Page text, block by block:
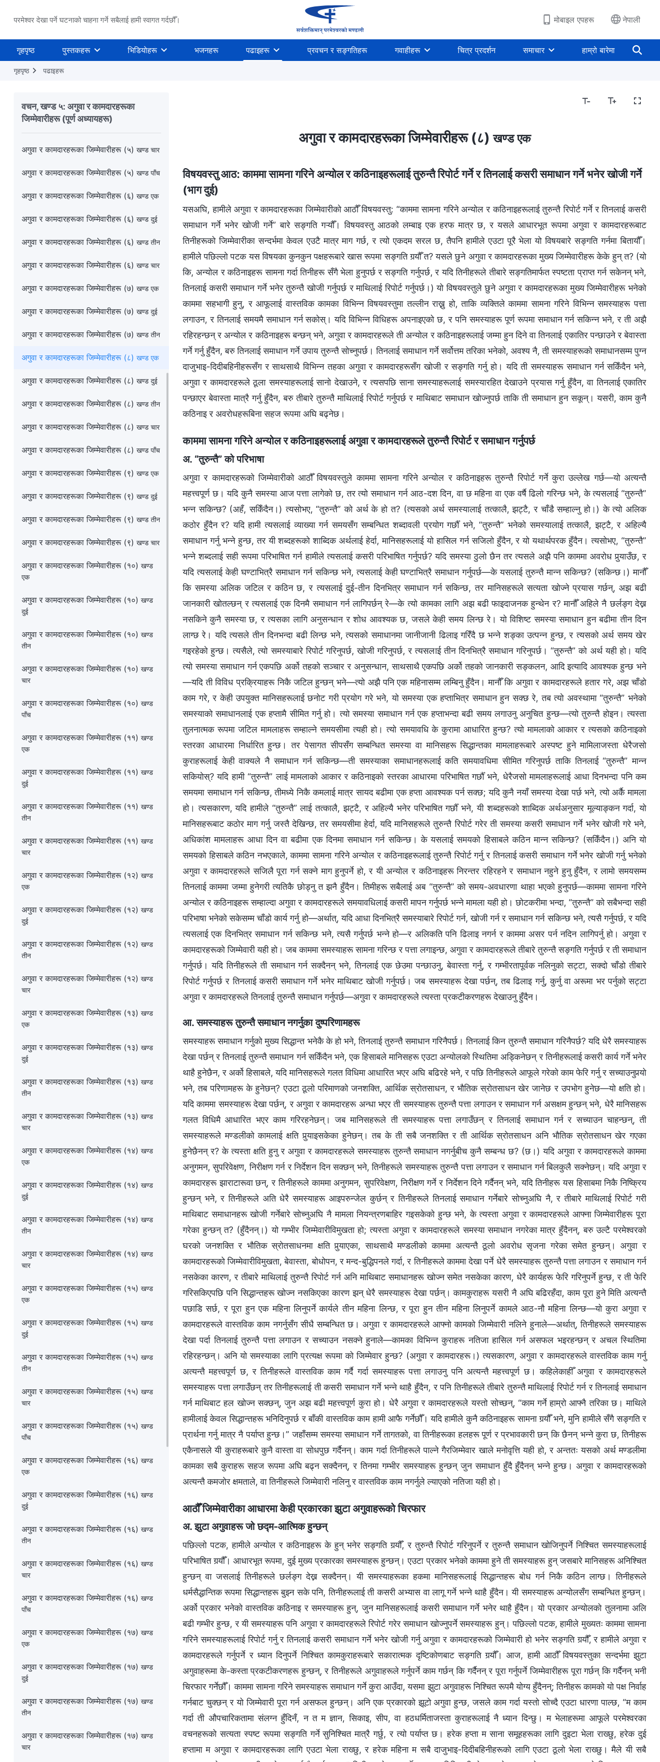
परमेश्वर देखा पर्ने घटनाको चाहना गर्ने सबैलाई हामी स्वागत गर्दछौँ। मोबाइल एपहरू नेपाली
गृहपृष्ठ पुस्तकहरू भिडियोहरू भजनहरू पढाइहरू प्रवचन र सङ्गतिहरू गवाहीहरू चित्र प्रदर्शन समाचार हाम्रो बारेमा
गृहपृष्ठ पढाइहरू
वचन, खण्ड ५: अगुवा र कामदारहरूका
जिम्‍मेवारीहरू (पूर्ण अध्यायहरू)
अगुवा र कामदारहरूका जिम्‍मेवारीहरू (४)
अगुवा र कामदारहरूका जिम्‍मेवारीहरू (५)
अगुवा र कामदारहरूका जिम्‍मेवारीहरू (५)
अगुवा र कामदारहरूका जिम्‍मेवारीहरू (५) खण्ड चार
अगुवा र कामदारहरूका जिम्‍मेवारीहरू (५) खण्ड पाँच
अगुवा र कामदारहरूका जिम्‍मेवारीहरू (६) खण्ड एक
अगुवा र कामदारहरूका जिम्‍मेवारीहरू (६) खण्ड दुई
अगुवा र कामदारहरूका जिम्‍मेवारीहरू (६) खण्ड तीन
अगुवा र कामदारहरूका जिम्‍मेवारीहरू (६) खण्ड चार
अगुवा र कामदारहरूका जिम्‍मेवारीहरू (७) खण्ड एक
अगुवा र कामदारहरूका जिम्‍मेवारीहरू (७) खण्ड दुई
अगुवा र कामदारहरूका जिम्‍मेवारीहरू (७) खण्ड तीन
अगुवा र कामदारहरूका जिम्‍मेवारीहरू (८) खण्ड एक
अगुवा र कामदारहरूका जिम्‍मेवारीहरू (८) खण्ड दुई
अगुवा र कामदारहरूका जिम्‍मेवारीहरू (८) खण्ड तीन
अगुवा र कामदारहरूका जिम्‍मेवारीहरू (८) खण्ड चार
अगुवा र कामदारहरूका जिम्‍मेवारीहरू (८) खण्ड पाँच
अगुवा र कामदारहरूका जिम्‍मेवारीहरू (९) खण्ड एक
अगुवा र कामदारहरूका जिम्‍मेवारीहरू (९) खण्ड दुई
अगुवा र कामदारहरूका जिम्‍मेवारीहरू (९) खण्ड तीन
अगुवा र कामदारहरूका जिम्‍मेवारीहरू (९) खण्ड चार
अगुवा र कामदारहरूका जिम्‍मेवारीहरू (१०) खण्ड
एक
अगुवा र कामदारहरूका जिम्‍मेवारीहरू (१०) खण्ड
दुई
अगुवा र कामदारहरूका जिम्‍मेवारीहरू (१०) खण्ड
तीन
अगुवा र कामदारहरूका जिम्‍मेवारीहरू (१०) खण्ड
चार
अगुवा र कामदारहरूका जिम्‍मेवारीहरू (१०) खण्ड
पाँच
अगुवा र कामदारहरूका जिम्‍मेवारीहरू (११) खण्ड
एक
अगुवा र कामदारहरूका जिम्‍मेवारीहरू (११) खण्ड
दुई
अगुवा र कामदारहरूका जिम्‍मेवारीहरू (११) खण्ड
तीन
अगुवा र कामदारहरूका जिम्‍मेवारीहरू (११) खण्ड
चार
अगुवा र कामदारहरूका जिम्‍मेवारीहरू (१२) खण्ड
एक
अगुवा र कामदारहरूका जिम्‍मेवारीहरू (१२) खण्ड
दुई
अगुवा र कामदारहरूका जिम्‍मेवारीहरू (१२) खण्ड
तीन
अगुवा र कामदारहरूका जिम्‍मेवारीहरू (१२) खण्ड
चार
अगुवा र कामदारहरूका जिम्‍मेवारीहरू (१३) खण्ड
एक
अगुवा र कामदारहरूका जिम्‍मेवारीहरू (१३) खण्ड
दुई
अगुवा र कामदारहरूका जिम्‍मेवारीहरू (१३) खण्ड
तीन
अगुवा र कामदारहरूका जिम्‍मेवारीहरू (१३) खण्ड
चार
अगुवा र कामदारहरूका जिम्‍मेवारीहरू (१४) खण्ड
एक
अगुवा र कामदारहरूका जिम्‍मेवारीहरू (१४) खण्ड
दुई
अगुवा र कामदारहरूका जिम्‍मेवारीहरू (१४) खण्ड
तीन
अगुवा र कामदारहरूका जिम्‍मेवारीहरू (१४) खण्ड
चार
अगुवा र कामदारहरूका जिम्‍मेवारीहरू (१५) खण्ड
एक
अगुवा र कामदारहरूका जिम्‍मेवारीहरू (१५) खण्ड
दुई
अगुवा र कामदारहरूका जिम्‍मेवारीहरू (१५) खण्ड
तीन
अगुवा र कामदारहरूका जिम्‍मेवारीहरू (१५) खण्ड
चार
अगुवा र कामदारहरूका जिम्‍मेवारीहरू (१५) खण्ड
पाँच
अगुवा र कामदारहरूका जिम्‍मेवारीहरू (१६) खण्ड
एक
अगुवा र कामदारहरूका जिम्‍मेवारीहरू (१६) खण्ड
दुई
अगुवा र कामदारहरूका जिम्‍मेवारीहरू (१६) खण्ड
तीन
अगुवा र कामदारहरूका जिम्‍मेवारीहरू (१६) खण्ड
चार
अगुवा र कामदारहरूका जिम्‍मेवारीहरू (१६) खण्ड
पाँच
अगुवा र कामदारहरूका जिम्‍मेवारीहरू (१७) खण्ड
एक
अगुवा र कामदारहरूका जिम्‍मेवारीहरू (१७) खण्ड
दुई
अगुवा र कामदारहरूका जिम्‍मेवारीहरू (१७) खण्ड
तीन
अगुवा र कामदारहरूका जिम्‍मेवारीहरू (१७) खण्ड
चार
अगुवा र कामदारहरूका जिम्‍मेवारीहरू (८)खण्ड एक
विषयवस्तु आठ: काममा सामना गरिने अन्योल र कठिनाइहरूलाई तुरुन्तै रिपोर्ट गर्ने र तिनलाई कसरी समाधान गर्ने भनेर खोजी गर्ने
(भाग दुई)
यसअघि, हामीले अगुवा र कामदारहरूका जिम्मेवारीको आठौँ विषयवस्तु: “काममा सामना गरिने अन्योल र कठिनाइहरूलाई तुरुन्तै रिपोर्ट गर्ने र तिनलाई कसरी
समाधान गर्ने भनेर खोजी गर्ने” बारे सङ्गति गऱ्यौँ। विषयवस्तु आठको लम्बाइ एक हरफ मात्र छ, र यसले आधारभूत रूपमा अगुवा र कामदारहरूबाट
तिनीहरूको जिम्मेवारीका सन्दर्भमा केवल एउटै मात्र माग गर्छ, र त्यो एकदम सरल छ, तैपनि हामीले एउटा पूरै भेला यो विषयबारे सङ्गति गर्नमा बितायौँ।
हामीले पछिल्लो पटक यस विषयका कुनकुन पक्षहरूबारे खास रूपमा सङ्गति गर्‍यौँ त? यसले छुने अगुवा र कामदारहरूका मुख्य जिम्मेवारीहरू केके हुन् त? (यो
कि, अन्योल र कठिनाइहरू सामना गर्दा तिनीहरू सँगै भेला हुनुपर्छ र सङ्गति गर्नुपर्छ, र यदि तिनीहरूले तीबारे सङ्गतिमार्फत स्पष्टता प्राप्त गर्न सकेनन् भने,
तिनलाई कसरी समाधान गर्ने भनेर तुरुन्तै खोजी गर्नुपर्छ र माथिलाई रिपोर्ट गर्नुपर्छ।) यो विषयवस्तुले छुने अगुवा र कामदारहरूका मुख्य जिम्मेवारीहरू भनेको
काममा सहभागी हुनु, र आफूलाई वास्तविक कामका विभिन्‍न विषयवस्तुमा तल्लीन राख्नु हो, ताकि व्यक्तिले काममा सामना गरिने विभिन्‍न समस्याहरू पत्ता
लगाउन, र तिनलाई समयमै समाधान गर्न सकोस्। यदि विभिन्‍न विधिहरू अपनाइएको छ, र पनि समस्याहरू पूर्ण रूपमा समाधान गर्न सकिन्‍न भने, र ती अझै
रहिरहन्छन् र अन्योल र कठिनाइहरू बन्छन् भने, अगुवा र कामदारहरूले ती अन्योल र कठिनाइहरूलाई जम्मा हुन दिने वा तिनलाई एकातिर पन्छाउने र बेवास्ता
गर्ने गर्नु हुँदैन, बरु तिनलाई समाधान गर्ने उपाय तुरुन्तै सोच्नुपर्छ। तिनलाई समाधान गर्ने सर्वोत्तम तरिका भनेको, अवश्य नै, ती समस्याहरूको समाधानसम्‍म पुग्न
दाजुभाइ-दिदीबहिनीहरूसँग र साथसाथै विभिन्‍न तहका अगुवा र कामदारहरूसँग खोजी र सङ्गति गर्नु हो। यदि ती समस्याहरू समाधान गर्न सकिँदैन भने,
अगुवा र कामदारहरूले ठूला समस्याहरूलाई सानो देखाउने, र त्यसपछि साना समस्याहरूलाई समस्यारहित देखाउने प्रयास गर्नु हुँदैन, वा तिनलाई एकातिर
पन्छाएर बेवास्ता मात्रै गर्नु हुँदैन, बरु तीबारे तुरुन्तै माथिलाई रिपोर्ट गर्नुपर्छ र माथिबाट समाधान खोज्नुपर्छ ताकि ती समाधान हुन सकून्। यसरी, काम कुनै
कठिनाइ र अवरोधहरूबिना सहज रूपमा अघि बढ्नेछ।
काममा सामना गरिने अन्योल र कठिनाइहरूलाई अगुवा र कामदारहरूले तुरुन्तै रिपोर्ट र समाधान गर्नुपर्छ
अ. “तुरुन्तै” को परिभाषा
अगुवा र कामदारहरूको जिम्मेवारीको आठौँ विषयवस्तुले काममा सामना गरिने अन्योल र कठिनाइहरू तुरुन्तै रिपोर्ट गर्ने कुरा उल्लेख गर्छ—यो अत्यन्तै
महत्त्वपूर्ण छ। यदि कुनै समस्या आज पत्ता लागेको छ, तर त्यो समाधान गर्न आठ-दश दिन, वा छ महिना वा एक वर्षै ढिलो गरिन्छ भने, के त्यसलाई “तुरुन्तै”
भन्‍न सकिन्छ? (अहँ, सकिँदैन।) त्यसोभए, “तुरुन्तै” को अर्थ के हो त? (त्यसको अर्थ समस्यालाई तत्कालै, झट्टै, र चाँडै सम्हाल्नु हो।) के त्यो अलिक
कठोर हुँदैन र? यदि हामी त्यसलाई व्याख्या गर्न समयसँग सम्बन्धित शब्दावली प्रयोग गर्छौँ भने, “तुरुन्तै” भनेको समस्यालाई तत्कालै, झट्टै, र अहिल्यै
समाधान गर्नु भन्‍ने हुन्छ, तर यी शब्दहरूको शाब्दिक अर्थलाई हेर्दा, मानिसहरूलाई यो हासिल गर्न सजिलो हुँदैन, र यो यथार्थपरक हुँदैन। त्यसोभए, “तुरुन्तै”
भन्‍ने शब्दलाई सही रूपमा परिभाषित गर्न हामीले त्यसलाई कसरी परिभाषित गर्नुपर्छ? यदि समस्या ठुलो छैन तर त्यसले अझै पनि काममा अवरोध पुर्‍याउँछ, र
यदि त्यसलाई केही घण्टाभित्रै समाधान गर्न सकिन्छ भने, त्यसलाई केही घण्टाभित्रै समाधान गर्नुपर्छ—के यसलाई तुरुन्तै मान्‍न सकिन्छ? (सकिन्छ।) मानौँ
कि समस्या अलिक जटिल र कठिन छ, र त्यसलाई दुई-तीन दिनभित्र समाधान गर्न सकिन्छ, तर मानिसहरूले सत्यता खोज्ने प्रयास गर्छन्, अझ बढी
जानकारी खोतल्छन् र त्यसलाई एक दिनमै समाधान गर्न लागिपर्छन् रे—के त्यो कामका लागि अझ बढी फाइदाजनक हुन्थेन र? मानौँ अहिले नै छर्लङ्ग देख्न
नसकिने कुनै समस्या छ, र त्यसका लागि अनुसन्धान र शोध आवश्यक छ, जसले केही समय लिन्छ रे। यो विशिष्ट समस्या समाधान हुन बढीमा तीन दिन
लाग्छ रे। यदि त्यसले तीन दिनभन्दा बढी लिन्छ भने, त्यसको समाधानमा जानीजानी ढिलाइ गरिँदै छ भन्‍ने शङ्का उत्पन्‍न हुन्छ, र त्यसको अर्थ समय खेर
गइरहेको हुन्छ। त्यसैले, त्यो समस्याबारे रिपोर्ट गरिनुपर्छ, खोजी गरिनुपर्छ, र त्यसलाई तीन दिनभित्रै समाधान गरिनुपर्छ। “तुरुन्तै” को अर्थ यही हो। यदि
त्यो समस्या समाधान गर्न एकपछि अर्को तहको सञ्चार र अनुसन्धान, साथसाथै एकपछि अर्को तहको जानकारी सङ्कलन, आदि इत्यादि आवश्यक हुन्छ भने
—यदि ती विविध प्रक्रियाहरू निकै जटिल हुन्छन् भने—त्यो अझै पनि एक महिनासम्म लम्बिनु हुँदैन। मानौँ कि अगुवा र कामदारहरूले हतार गरे, अझ चाँडो
काम गरे, र केही उपयुक्त मानिसहरूलाई छनोट गरी प्रयोग गरे भने, यो समस्या एक हप्ताभित्र समाधान हुन सक्छ रे, तब त्यो अवस्थामा “तुरुन्तै” भनेको
समस्याको समाधानलाई एक हप्तामै सीमित गर्नु हो। त्यो समस्या समाधान गर्न एक हप्ताभन्दा बढी समय लगाउनु अनुचित हुन्छ—त्यो तुरुन्तै होइन। त्यस्ता
तुलनात्मक रूपमा जटिल मामलाहरू सम्हाल्ने समयसीमा त्यही हो। त्यो समयावधि के कुरामा आधारित हुन्छ? त्यो मामलाको आकार र त्यसको कठिनाइको
स्तरका आधारमा निर्धारित हुन्छ। तर पेसागत सीपसँग सम्बन्धित समस्या वा मानिसहरू सिद्धान्तका मामलाहरूबारे अस्पष्ट हुने मामिलाजस्ता धेरैजसो
कुराहरूलाई केही वाक्यले नै समाधान गर्न सकिन्छ—ती समस्याका समाधानहरूलाई कति समयावधिमा सीमित गरिनुपर्छ ताकि तिनलाई “तुरुन्तै” मान्‍न
सकियोस्? यदि हामी “तुरुन्तै” लाई मामलाको आकार र कठिनाइको स्तरका आधारमा परिभाषित गर्छौँ भने, धेरैजसो मामलाहरूलाई आधा दिनभन्दा पनि कम
समयमा समाधान गर्न सकिन्छ, तीमध्ये निकै कमलाई मात्र सायद बढीमा एक हप्ता आवश्यक पर्न सक्छ; यदि कुनै नयाँ समस्या देखा पर्छ भने, त्यो अर्कै मामला
हो। त्यसकारण, यदि हामीले “तुरुन्तै” लाई तत्कालै, झट्टै, र अहिल्यै भनेर परिभाषित गर्छौँ भने, यी शब्दहरूको शाब्दिक अर्थअनुसार मूल्याङ्कन गर्दा, यो
मानिसहरूबाट कठोर माग गर्नु जस्तै देखिन्छ, तर समयसीमा हेर्दा, यदि मानिसहरूले तुरुन्तै रिपोर्ट गरेर ती समस्या कसरी समाधान गर्ने भनेर खोजी गरे भने,
अधिकांश मामलाहरू आधा दिन वा बढीमा एक दिनमा समाधान गर्न सकिन्छ। के यसलाई समयको हिसाबले कठिन मान्‍न सकिन्छ? (सकिँदैन।) अनि यो
समयको हिसाबले कठिन नभएकाले, काममा सामना गरिने अन्योल र कठिनाइहरूलाई तुरुन्तै रिपोर्ट गर्नु र तिनलाई कसरी समाधान गर्ने भनेर खोजी गर्नु भनेको
अगुवा र कामदारहरूले सजिलै पूरा गर्न सक्ने माग हुनुपर्ने हो, र यी अन्योल र कठिनाइहरू निरन्तर रहिरहने र समाधान नहुने हुनु हुँदैन, र लामो समयसम्‍म
तिनलाई काममा जम्मा हुनेगरी त्यतिकै छोड्नु त झनै हुँदैन। तिमीहरू सबैलाई अब “तुरुन्तै” को समय-अवधारणा थाहा भएको हुनुपर्छ—काममा सामना गरिने
अन्योल र कठिनाइहरू सम्हाल्दा अगुवा र कामदारहरूले समयावधिलाई कसरी मापन गर्नुपर्छ भन्‍ने मामला यही हो। छोटकरीमा भन्दा, “तुरुन्तै” को सबैभन्दा सही
परिभाषा भनेको सकेसम्म चाँडो कार्य गर्नु हो—अर्थात्, यदि आधा दिनभित्रै समस्याबारे रिपोर्ट गर्न, खोजी गर्न र समाधान गर्न सकिन्छ भने, त्यसै गर्नुपर्छ, र यदि
त्यसलाई एक दिनभित्र समाधान गर्न सकिन्छ भने, त्यसै गर्नुपर्छ भन्‍ने हो—र अलिकति पनि ढिलाइ नगर्न र काममा असर पर्न नदिन लागिपर्नु हो। अगुवा र
कामदारहरूको जिम्मेवारी यही हो। जब काममा समस्याहरू सामना गरिन्छ र पत्ता लगाइन्छ, अगुवा र कामदारहरूले तीबारे तुरुन्तै सङ्गति गर्नुपर्छ र ती समाधान
गर्नुपर्छ। यदि तिनीहरूले ती समाधान गर्न सक्दैनन् भने, तिनलाई एक छेउमा पन्छाउनु, बेवास्ता गर्नु, र गम्भीरतापूर्वक नलिनुको सट्टा, सक्दो चाँडो तीबारे
रिपोर्ट गर्नुपर्छ र तिनलाई कसरी समाधान गर्ने भनेर माथिबाट खोजी गर्नुपर्छ। जब समस्याहरू देखा पर्छन्, तब ढिलाइ गर्नु, कुर्नु वा अरूमा भर पर्नुको सट्टा
अगुवा र कामदारहरूले तिनलाई तुरुन्तै समाधान गर्नुपर्छ—अगुवा र कामदारहरूले त्यस्ता प्रकटीकरणहरू देखाउनु हुँदैन।
आ. समस्याहरू तुरुन्तै समाधान नगर्नुका दुष्परिणामहरू
समस्याहरू समाधान गर्नुको मुख्य सिद्धान्त भनेकै के हो भने, तिनलाई तुरुन्तै समाधान गरिनैपर्छ। तिनलाई किन तुरुन्तै समाधान गरिनैपर्छ? यदि धेरै समस्याहरू
देखा पर्छन् र तिनलाई तुरुन्तै समाधान गर्न सकिँदैन भने, एक हिसाबले मानिसहरू एउटा अन्योलको स्थितिमा अड्किनेछन् र तिनीहरूलाई कसरी कार्य गर्ने भनेर
थाहै हुनेछैन, र अर्को हिसाबले, यदि मानिसहरूले गलत विधिमा आधारित भएर अघि बढिरहे भने, र पछि तिनीहरूले आफूले गरेको काम फेरि गर्नु र सच्याउनुपर्‍यो
भने, तब परिणामहरू के हुनेछन्? एउटा ठूलो परिमाणको जनशक्ति, आर्थिक स्रोतसाधन, र भौतिक स्रोतसाधन खेर जानेछ र उपभोग हुनेछ—यो क्षति हो।
यदि काममा समस्याहरू देखा पर्छन्, र अगुवा र कामदारहरू अन्धा भएर ती समस्याहरू तुरुन्तै पत्ता लगाउन र समाधान गर्न असक्षम हुन्छन् भने, धेरै मानिसहरू
गलत विधिमै आधारित भएर काम गरिरहनेछन्। जब मानिसहरूले ती समस्याहरू पत्ता लगाउँछन् र तिनलाई समाधान गर्न र सच्याउन चाहन्छन्, ती
समस्याहरूले मण्डलीको कामलाई क्षति पुर्‍याइसकेका हुनेछन्। तब के ती सबै जनशक्ति र ती आर्थिक स्रोतसाधन अनि भौतिक स्रोतसाधन खेर गएका
हुनेछैनन् र? के त्यस्ता क्षति हुनु र अगुवा र कामदारहरूले समस्याहरू तुरुन्तै समाधान नगर्नुबीच कुनै सम्बन्ध छ? (छ।) यदि अगुवा र कामदारहरूले काममा
अनुगमन, सुपरिवेक्षण, निरीक्षण गर्न र निर्देशन दिन सक्छन् भने, तिनीहरूले समस्याहरू तुरुन्तै पत्ता लगाउन र समाधान गर्न बिलकुलै सक्नेछन्। यदि अगुवा र
कामदारहरू झाराटारूवा छन्, र तिनीहरूले काममा अनुगमन, सुपरिवेक्षण, निरीक्षण गर्ने र निर्देशन दिने गर्दैनन् भने, यदि तिनीहरू यस हिसाबमा निकै निष्क्रिय
हुन्छन् भने, र तिनीहरूले अति धेरै समस्याहरू आइपरुन्जेल कुर्छन् र तिनीहरूले तिनलाई समाधान गर्नेबारे सोच्नुअघि नै, र तीबारे माथिलाई रिपोर्ट गरी
माथिबाट समाधानहरू खोजी गर्नेबारे सोच्नुअघि नै मामला नियन्त्रणबाहिर गइसकेको हुन्छ भने, के त्यस्ता अगुवा र कामदारहरूले आफ्ना जिम्मेवारीहरू पूरा
गरेका हुन्छन् त? (हुँदैनन्।) यो गम्भीर जिम्मेवारीविमुखता हो; त्यस्ता अगुवा र कामदारहरूले समस्या समाधान नगरेका मात्र हुँदैनन्, बरु उल्टै परमेश्‍वरको
घरको जनशक्ति र भौतिक स्रोतसाधनमा क्षति पुर्‍याएका, साथसाथै मण्डलीको काममा अत्यन्तै ठूलो अवरोध सृजना गरेका समेत हुन्छन्। अगुवा र
कामदारहरूको जिम्मेवारीविमुखता, बेवास्ता, बोधोपन, र मन्द-बुद्धिपनले गर्दा, र तिनीहरूले काममा देखा पर्ने धेरै समस्याहरू तुरुन्तै पत्ता लगाउन र समाधान गर्न
नसकेका कारण, र तीबारे माथिलाई तुरुन्तै रिपोर्ट गर्न अनि माथिबाट समाधानहरू खोज्न समेत नसकेका कारण, धेरै कार्यहरू फेरि गरिनुपर्ने हुन्छ, र ती फेरि
गरिसकिएपछि पनि सिद्धान्तहरू खोज्न नसकिएका कारण झन् धेरै समस्याहरू देखा पर्छन्। कामकुराहरू यसरी नै अघि बढिरहँदा, काम पूरा हुने मिति अत्यन्तै
पछाडि सर्छ, र पूरा हुन एक महिना लिनुपर्ने कार्यले तीन महिना लिन्छ, र पूरा हुन तीन महिना लिनुपर्ने कामले आठ-नौ महिना लिन्छ—यो कुरा अगुवा र
कामदारहरूले वास्तविक काम नगर्नुसँग सीधै सम्बन्धित छ। अगुवा र कामदारहरूले आफ्नो कामको जिम्मेवारी नलिने हुनाले—अर्थात्, तिनीहरूले समस्याहरू
देखा पर्दा तिनलाई तुरुन्तै पत्ता लगाउन र सच्याउन नसक्ने हुनाले—कामका विभिन्‍न कुराहरू नतिजा हासिल गर्न असफल भइरहन्छन् र अचल स्थितिमा
रहिरहन्छन्। अनि यो समस्याका लागि प्रत्यक्ष रूपमा को जिम्मेवार हुन्छ? (अगुवा र कामदारहरू।) त्यसकारण, अगुवा र कामदारहरूले वास्तविक काम गर्नु
अत्यन्तै महत्त्वपूर्ण छ, र तिनीहरूले वास्तविक काम गर्दै गर्दा समस्याहरू पत्ता लगाउनु पनि अत्यन्तै महत्त्वपूर्ण छ। कहिलेकाहीँ अगुवा र कामदारहरूले
समस्याहरू पत्ता लगाउँछन् तर तिनीहरूलाई ती कसरी समाधान गर्ने भन्‍ने थाहै हुँदैन, र पनि तिनीहरूले तीबारे तुरुन्तै माथिलाई रिपोर्ट गर्न र तिनलाई समाधान
गर्न माथिबाट हल खोज्न सक्छन्, जुन अझ बढी महत्त्वपूर्ण कुरा हो। धेरै अगुवा र कामदारहरूले यस्तो सोच्छन्, “काम गर्ने हाम्रो आफ्नै तरिका छ। माथिले
हामीलाई केवल सिद्धान्तहरू भनिदिनुपर्छ र बाँकी वास्तविक काम हामी आफै गर्नेछौँ। यदि हामीले कुनै कठिनाइहरू सामना गर्‍यौँ भने, मुनि हामीले सँगै सङ्गति र
प्रार्थना गर्नु मात्र नै पर्याप्त हुन्छ।” जहाँसम्म समस्या समाधान गर्ने तागतको, वा तिनीहरूका हलहरू पूर्ण र प्रभावकारी छन् कि छैनन् भन्‍ने कुरा छ, तिनीहरू
एकैनासले यी कुराहरूबारे कुनै वास्ता वा सोधपुछ गर्दैनन्। काम गर्दा तिनीहरूले पाल्ने गैरजिम्मेवार खाले मनोवृत्ति यही हो, र अन्ततः यसको अर्थ मण्डलीमा
कामका सबै कुराहरू सहज रूपमा अघि बढ्न सक्दैनन्, र तिनमा गम्भीर समस्याहरू हुन्छन् जुन समाधान हुँदै हुँदैनन् भन्‍ने हुन्छ। अगुवा र कामदारहरूको
अत्यन्तै कमजोर क्षमताले, वा तिनीहरूले जिम्मेवारी नलिनु र वास्तविक काम नगर्नुले ल्याएको नतिजा यही हो।
आठौँ जिम्मेवारीका आधारमा केही प्रकारका झुटा अगुवाहरूको चिरफार
अ. झुटा अगुवाहरू जो छद्म-आत्मिक हुन्छन्
पछिल्लो पटक, हामीले अन्योल र कठिनाइहरू के हुन् भनेर सङ्गति गर्‍यौँ, र तुरुन्तै रिपोर्ट गरिनुपर्ने र तुरुन्तै समाधान खोजिनुपर्ने निश्‍चित समस्याहरूलाई
परिभाषित गर्‍यौँ। आधारभूत रूपमा, दुई मुख्य प्रकारका समस्याहरू हुन्छन्। एउटा प्रकार भनेको काममा हुने ती समस्याहरू हुन् जसबारे मानिसहरू अनिश्‍चित
हुन्छन् वा जसलाई तिनीहरूले छर्लङ्ग देख्न सक्दैनन्। यी समस्याहरूका हकमा मानिसहरूलाई सिद्धान्तहरू बोध गर्न निकै कठिन लाग्छ। तिनीहरूले
धर्मसैद्धान्तिक रूपमा सिद्धान्तहरू बुझ्न सके पनि, तिनीहरूलाई ती कसरी अभ्यास वा लागू गर्ने भन्‍ने थाहै हुँदैन। यी समस्याहरू अन्योलसँग सम्बन्धित हुन्छन्।
अर्को प्रकार भनेको वास्तविक कठिनाइ र समस्याहरू हुन्, जुन मानिसहरूलाई कसरी समाधान गर्ने भनेर थाहै हुँदैन। यो प्रकार अन्योलको तुलनामा अलि
बढी गम्भीर हुन्छ, र यी समस्याहरू पनि अगुवा र कामदारहरूले रिपोर्ट गरेर समाधान खोज्नुपर्ने समस्याहरू हुन्। पछिल्लो पटक, हामीले मुख्यतः काममा सामना
गरिने समस्याहरूलाई रिपोर्ट गर्नु र तिनलाई कसरी समाधान गर्ने भनेर खोजी गर्नु अगुवा र कामदारहरूको जिम्मेवारी हो भनेर सङ्गति गर्‍यौँ, र हामीले अगुवा र
कामदारहरूले गर्नुपर्ने र ध्यान दिनुपर्ने निश्‍चित कामकुराहरूबारे सकारात्मक दृष्टिकोणबाट सङ्गति गर्‍यौँ। आज, हामी आठौँ विषयवस्तुका सन्दर्भमा झुटा
अगुवाहरूमा के-कस्ता प्रकटीकरणहरू हुन्छन्, र तिनीहरूले अगुवाहरूले गर्नुपर्ने काम गर्छन् कि गर्दैनन् र पूरा गर्नुपर्ने जिम्मेवारीहरू पूरा गर्छन् कि गर्दैनन् भनी
चिरफार गर्नेछौँ। काममा सामना गरिने समस्याहरू समाधान गर्ने कुरा आउँदा, यसमा झुटा अगुवाहरू निश्‍चित रूपमै योग्य हुँदैनन्; तिनीहरू कामको यो पक्ष निर्वाह
गर्नबाट चुक्छन् र यो जिम्मेवारी पूरा गर्न असफल हुन्छन्। अनि एक प्रकारको झूटो अगुवा हुन्छ, जसले काम गर्दा यस्तो सोच्दै एउटा धारणा पाल्छ, “म काम
गर्दा ती औपचारिकतामा संलग्न हुँदिनँ, न त म ज्ञान, सिकाइ, सीप, वा हठधर्मिताजस्ता कुराहरूलाई नै ध्यान दिन्छु। म भेलाहरूमा आफूले परमेश्‍वरका
वचनहरूको सत्यता स्पष्ट रूपमा सङ्गति गर्ने सुनिश्‍चित मात्रै गर्छु, र त्यो पर्याप्त छ। हरेक हप्ता म साना समूहहरूका लागि दुइटा भेला राख्छु, हरेक दुई
हप्तामा म अगुवा र कामदारहरूका लागि एउटा भेला राख्छु, र हरेक महिना म सबै दाजुभाइ-दिदीबहिनीहरूको लागि एउटा ठूलो भेला राख्छु। मैले यी सबै